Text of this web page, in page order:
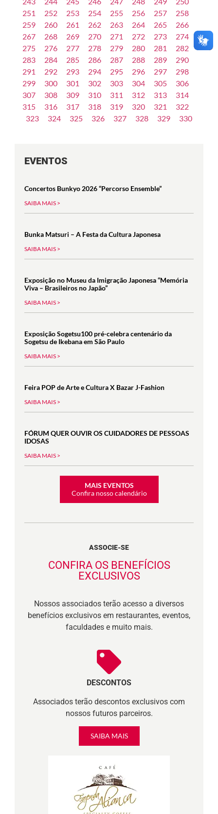
251
252 253 254 255 256 257
258
259
260 261 262 263 264 265
266
267
268 269 270 271 272 273
274
275
276 277 278 279 280 281
282
283
284 285 286 287 288 289
290
291
292 293 294 295 296 297
298
299
300 301 302 303 304 305
306
307
308 309 310 311 312 313
314
315
316 317 318 319 320 321
322
323
324 325 326 327 328 329 330
EVENTOS
Concertos Bunkyo 2026 “Percorso Ensemble”
SAIBA MAIS >
Bunka Matsuri – A Festa da Cultura Japonesa
SAIBA MAIS >
Exposição no Museu da Imigração Japonesa “Memória
Viva – Brasileiros no Japão”
SAIBA MAIS >
Exposição Sogetsu100 pré-celebra centenário da
Sogetsu de Ikebana em São Paulo
SAIBA MAIS >
Feira POP de Arte e Cultura X Bazar J-Fashion
SAIBA MAIS >
FÓRUM QUER OUVIR OS CUIDADORES DE PESSOAS
IDOSAS
SAIBA MAIS >
MAIS EVENTOS
Confira nosso calendário
ASSOCIE-SE
CONFIRA OS BENEFÍCIOS
EXCLUSIVOS
Nossos associados terão acesso a diversos
benefícios exclusivos em restaurantes, eventos,
faculdades e muito mais.
DESCONTOS
Associados terão descontos exclusivos com
nossos futuros parceiros.
SAIBA MAIS